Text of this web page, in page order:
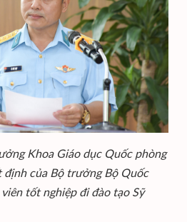
Khoa Giáo dục Quốc phòng
định của Bộ trưởng Bộ Quốc
tốt nghiệp đi đào tạo Sỹ